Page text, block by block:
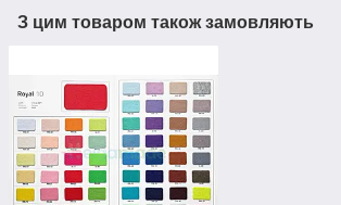
З цим товаром також замовляють